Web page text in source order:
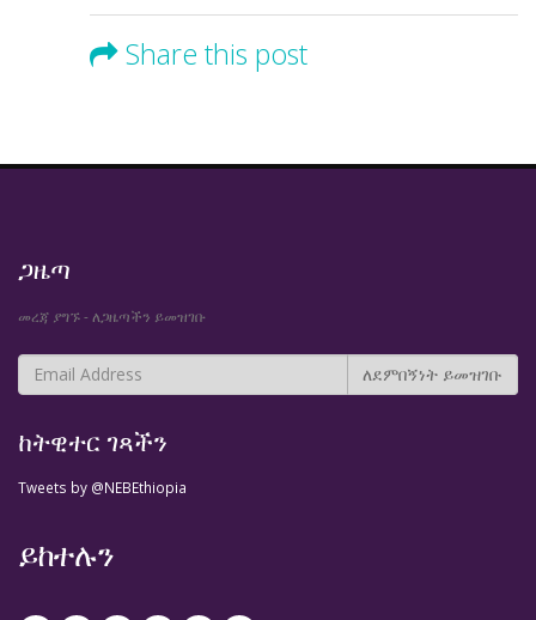
Share this post
ጋዜጣ
መረጃ ያግኙ - ለጋዜጣችን ይመዝገቡ
ከትዊተር ገጻችን
Tweets by @NEBEthiopia
ይከተሉን